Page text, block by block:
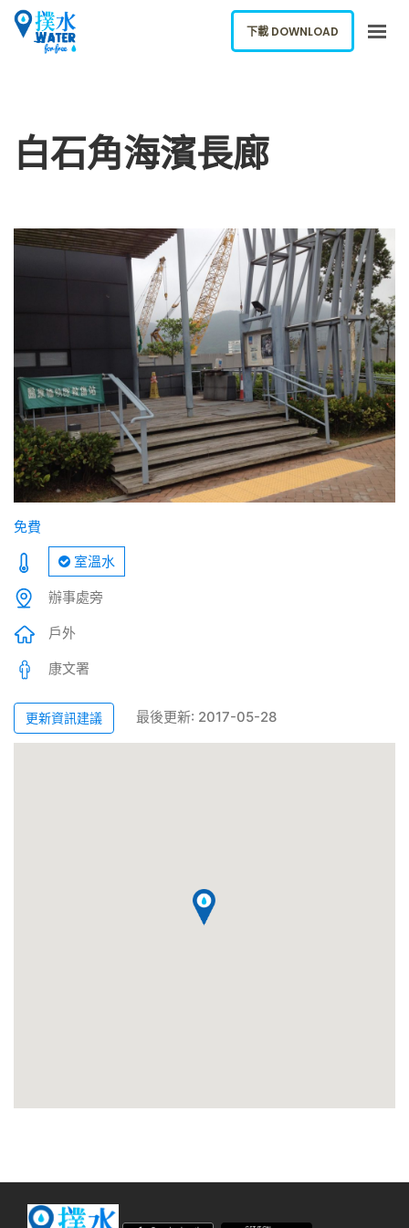
下載應用
網誌
ENGLISH
下載 DOWNLOAD
白石角海濱長廊
免費
室溫水
辦事處旁
戶外
康文署
更新資訊建議 最後更新: 2017-05-28
下載 DOWNLOAD